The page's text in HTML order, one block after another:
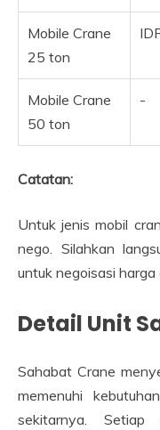
Mobile Crane
25 ton
Mobile Crane
50 ton
-
Catatan:
Untuk jenis mobil
nego. Silahkan
untuk negoisasi harga
Detail Unit
Sahabat Crane
memenuhi
sekitarnya.